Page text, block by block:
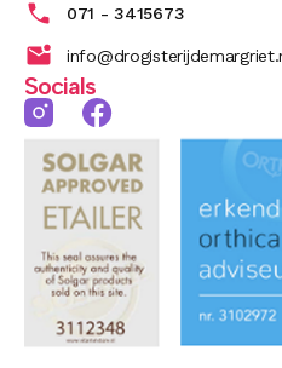
071 - 3415673
Socials